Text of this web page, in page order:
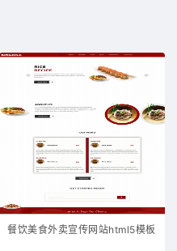
餐饮美食外卖宣传网站html5模板